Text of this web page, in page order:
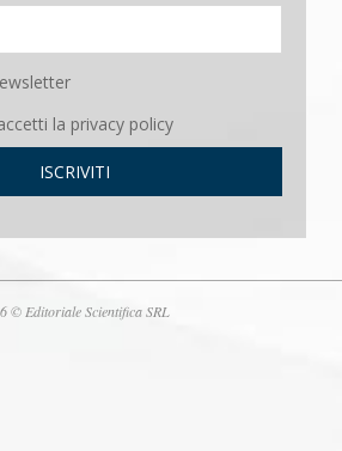
la privacy policy
© Editoriale Scientifica SRL